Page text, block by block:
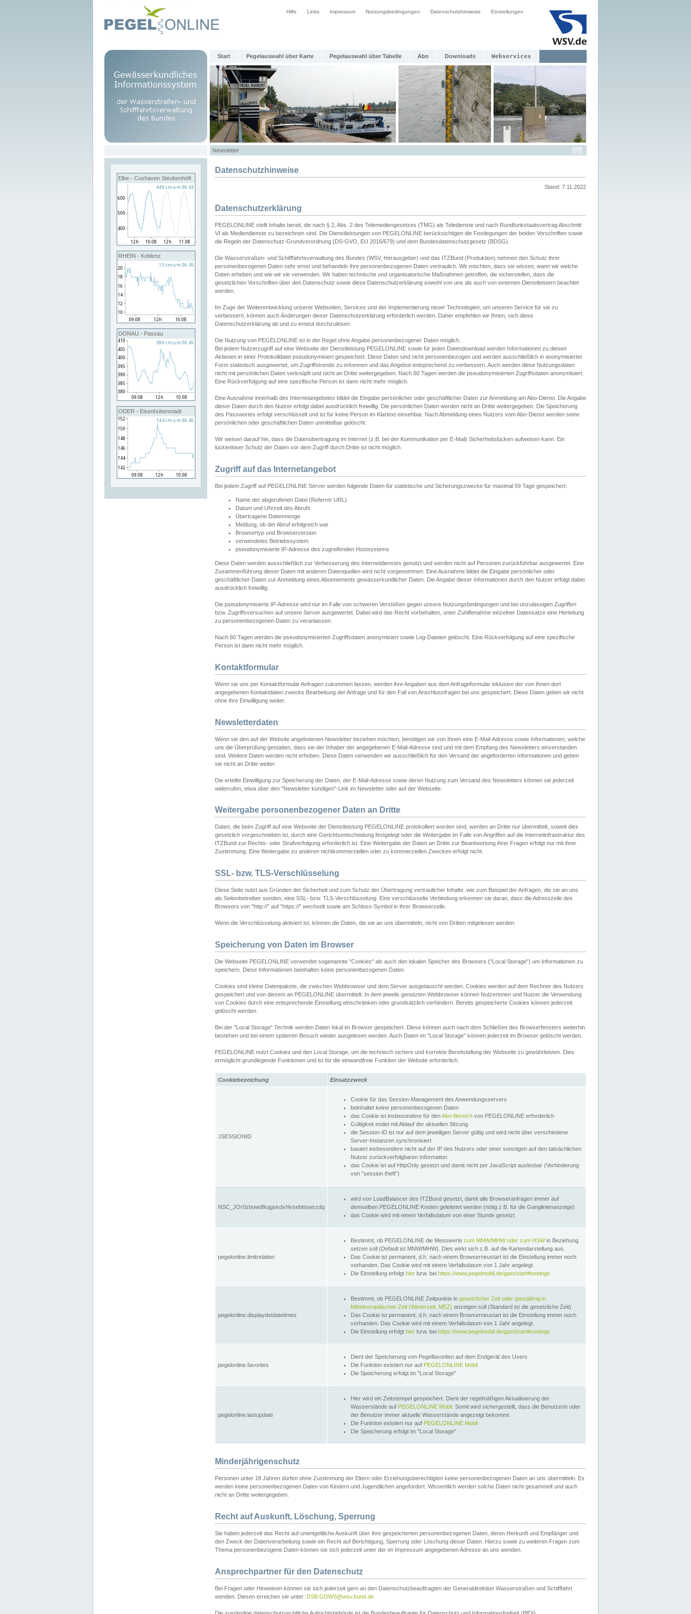
Hilfe Links Impressum Nutzungsbedingungen Datenschutzhinweise Einstellungen
Start Pegelauswahl über Karte Pegelauswahl über Tabelle Abo Downloads Webservices
Newsletter
Elbe - Cuxhaven Steubenhöft
RHEIN - Koblenz
DONAU - Passau
ODER - Eisenhüttenstadt
Datenschutzhinweise
Stand: 7.11.2022
Datenschutzerklärung
PEGELONLINE stellt Inhalte bereit, die nach § 2, Abs. 2 des Telemediengesetzes (TMG) als Teledienste und nach Rundfunkstaatsvertrag Abschnitt
VI als Mediendienste zu bezeichnen sind. Die Dienstleistungen von PEGELONLINE berücksichtigen die Festlegungen der beiden Vorschriften sowie
die Regeln der Datenschutz-Grundverordnung (DS-GVO, EU 2016/679) und dem Bundesdatenschutzgesetz (BDSG).
Die Wasserstraßen- und Schifffahrtsverwaltung des Bundes (WSV, Herausgeber) und das ITZBund (Produktion) nehmen den Schutz ihrer
personenbezogenen Daten sehr ernst und behandeln ihre personenbezogenen Daten vertraulich. Wir möchten, dass sie wissen, wann wir welche
Daten erheben und wie wir sie verwenden. Wir haben technische und organisatorische Maßnahmen getroffen, die sicherstellen, dass die
gesetzlichen Vorschriften über den Datenschutz sowie diese Datenschutzerklärung sowohl von uns als auch von externen Dienstleistern beachtet
werden.
Im Zuge der Weiterentwicklung unserer Webseiten, Services und der Implementierung neuer Technologien, um unseren Service für sie zu
verbessern, können auch Änderungen dieser Datenschutzerklärung erforderlich werden. Daher empfehlen wir Ihnen, sich diese
Datenschutzerklärung ab und zu erneut durchzulesen.
Die Nutzung von PEGELONLINE ist in der Regel ohne Angabe personenbezogener Daten möglich.
Bei jedem Nutzerzugriff auf eine Webseite der Dienstleistung PEGELONLINE sowie für jeden Datendownload werden Informationen zu diesen
Aktionen in einer Protokolldatei pseudonymisiert gespeichert. Diese Daten sind nicht personenbezogen und werden ausschließlich in anonymisierter
Form statistisch ausgewertet, um Zugriffstrends zu erkennen und das Angebot entsprechend zu verbessern. Auch werden diese Nutzungsdaten
nicht mit persönlichen Daten verknüpft und nicht an Dritte weitergegeben. Nach 60 Tagen werden die pseudonymisierten Zugriffsdaten anonymisiert.
Eine Rückverfolgung auf eine spezifische Person ist dann nicht mehr möglich.
Eine Ausnahme innerhalb des Internetangebotes bildet die Eingabe persönlicher oder geschäftlicher Daten zur Anmeldung am Abo-Dienst. Die Angabe
dieser Daten durch den Nutzer erfolgt dabei ausdrücklich freiwillig. Die persönlichen Daten werden nicht an Dritte weitergegeben. Die Speicherung
des Passwortes erfolgt verschlüsselt und ist für keine Person im Klartext einsehbar. Nach Abmeldung eines Nutzers vom Abo-Dienst werden seine
persönlichen oder geschäftlichen Daten unmittelbar gelöscht.
Wir weisen darauf hin, dass die Datenübertragung im Internet (z.B. bei der Kommunikation per E-Mail) Sicherheitslücken aufweisen kann. Ein
lückenloser Schutz der Daten vor dem Zugriff durch Dritte ist nicht möglich.
Zugriff auf das Internetangebot
Bei jedem Zugriff auf PEGELONLINE Server werden folgende Daten für statistische und Sicherungszwecke für maximal 59 Tage gespeichert:
Name der abgerufenen Datei (Referrer URL)
Datum und Uhrzeit des Abrufs
Übertragene Datenmenge
Meldung, ob der Abruf erfolgreich war
Browsertyp und Browserversion
verwendetes Betriebssystem
pseudonymisierte IP-Adresse des zugreifenden Hostsystems
Diese Daten werden ausschließlich zur Verbesserung des Internetdienstes genutzt und werden nicht auf Personen zurückführbar ausgewertet. Eine
Zusammenführung dieser Daten mit anderen Datenquellen wird nicht vorgenommen. Eine Ausnahme bildet die Eingabe persönlicher oder
geschäftlicher Daten zur Anmeldung eines Abonnements gewässerkundlicher Daten. Die Angabe dieser Informationen durch den Nutzer erfolgt dabei
ausdrücklich freiwillig.
Die pseudonymisierte IP-Adresse wird nur im Falle von schweren Verstößen gegen unsere Nutzungsbedingungen und bei unzulässigen Zugriffen
bzw. Zugriffsversuchen auf unsere Server ausgewertet. Dabei wird das Recht vorbehalten, unter Zuhilfenahme einzelner Datensätze eine Herleitung
zu personenbezogenen Daten zu veranlassen.
Nach 60 Tagen werden die pseudonymisierten Zugriffsdaten anonymisiert sowie Log-Dateien gelöscht. Eine Rückverfolgung auf eine spezifische
Person ist dann nicht mehr möglich.
Kontaktformular
Wenn sie uns per Kontaktformular Anfragen zukommen lassen, werden ihre Angaben aus dem Anfrageformular inklusive der von Ihnen dort
angegebenen Kontaktdaten zwecks Bearbeitung der Anfrage und für den Fall von Anschlussfragen bei uns gespeichert. Diese Daten geben wir nicht
ohne ihre Einwilligung weiter.
Newsletterdaten
Wenn sie den auf der Website angebotenen Newsletter beziehen möchten, benötigen wir von Ihnen eine E-Mail-Adresse sowie Informationen, welche
uns die Überprüfung gestatten, dass sie der Inhaber der angegebenen E-Mail-Adresse sind und mit dem Empfang des Newsletters einverstanden
sind. Weitere Daten werden nicht erhoben. Diese Daten verwenden wir ausschließlich für den Versand der angeforderten Informationen und geben
sie nicht an Dritte weiter.
Die erteilte Einwilligung zur Speicherung der Daten, der E-Mail-Adresse sowie deren Nutzung zum Versand des Newsletters können sie jederzeit
widerrufen, etwa über den "Newsletter kündigen"-Link im Newsletter oder auf der Webseite.
Weitergabe personenbezogener Daten an Dritte
Daten, die beim Zugriff auf eine Webseite der Dienstleistung PEGELONLINE protokolliert worden sind, werden an Dritte nur übermittelt, soweit dies
gesetzlich vorgeschrieben ist, durch eine Gerichtsentscheidung festgelegt oder die Weitergabe im Falle von Angriffen auf die Internetinfrastruktur des
ITZBund zur Rechts- oder Strafverfolgung erforderlich ist. Eine Weitergabe der Daten an Dritte zur Beantwortung ihrer Fragen erfolgt nur mit ihrer
Zustimmung. Eine Weitergabe zu anderen nichtkommerziellen oder zu kommerziellen Zwecken erfolgt nicht.
SSL- bzw. TLS-Verschlüsselung
Diese Seite nutzt aus Gründen der Sicherheit und zum Schutz der Übertragung vertraulicher Inhalte, wie zum Beispiel der Anfragen, die sie an uns
als Seitenbetreiber senden, eine SSL- bzw. TLS-Verschlüsselung. Eine verschlüsselte Verbindung erkennen sie daran, dass die Adresszeile des
Browsers von "http://" auf "https://" wechselt sowie am Schloss-Symbol in ihrer Browserzeile.
Wenn die Verschlüsselung aktiviert ist, können die Daten, die sie an uns übermitteln, nicht von Dritten mitgelesen werden.
Speicherung von Daten im Browser
Die Webseite PEGELONLINE verwendet sogenannte "Cookies" als auch den lokalen Speicher des Browsers ("Local Storage") um Informationen zu
speichern. Diese Informationen beinhalten keine personenbezogenen Daten.
Cookies sind kleine Datenpakete, die zwischen Webbrowser und dem Server ausgetauscht werden. Cookies werden auf dem Rechner des Nutzers
gespeichert und von diesem an PEGELONLINE übermittelt. In dem jeweils genutzten Webbrowser können Nutzerinnen und Nutzer die Verwendung
von Cookies durch eine entsprechende Einstellung einschränken oder grundsätzlich verhindern. Bereits gespeicherte Cookies können jederzeit
gelöscht werden.
Bei der "Local Storage" Technik werden Daten lokal im Browser gespeichert. Diese können auch nach dem Schließen des Browserfensters weiterhin
bestehen und bei einem späteren Besuch wieder ausgelesen werden. Auch Daten im "Local Storage" können jederzeit im Browser gelöscht werden.
PEGELONLINE nutzt Cookies und den Local Storage, um die technisch sichere und korrekte Bereitstellung der Webseite zu gewährleisten. Dies
ermöglicht grundlegende Funktionen und ist für die einwandfreie Funktion der Website erforderlich.
Cookiebezeichung Einsatzzweck
JSESSIONID
Cookie für das Session-Management des Anwendungsservers
beinhaltet keine personenbezogenen Daten
das Cookie ist insbesondere für denAbo-Bereich von PEGELONLINE erforderlich
Gültigkeit endet mit Ablauf der aktuellen Sitzung
die Session-ID ist nur auf dem jeweiligen Server gültig und wird nicht über verschiedene
Server-Instanzen synchronisiert
basiert insbesondere nicht auf der IP des Nutzers oder einer sonstigen auf den tatsächlichen
Nutzer zurückverfolgbaren Information
das Cookie ist auf HttpOnly gesetzt und damit nicht per JavaScript auslesbar (Verhinderung
von "session theft")
NSC_JOr0zbowdfkqgskdxhlvsebttswszdq
wird von LoadBalancer des ITZBund gesetzt, damit alle Browseranfragen immer auf
demselben PEGELONLINE Knoten geleitetet werden (nötig z.B. für die Ganglinienanzeige)
das Cookie wird mit einem Verfallsdatum von einer Stunde gesetzt
pegelonline.limitrelation
Bestimmt, ob PEGELONLINE die Messwerte zum MNW/MHW oder zum HSWin Beziehung
setzen soll (Default ist MNW/MHW). Dies wirkt sich z.B. auf die Kartendarstellung aus.
Das Cookie ist permanent, d.h. nach einem Browserneustart ist die Einstellung immer noch
vorhanden. Das Cookie wird mit einem Verfallsdatum von 1 Jahr angelegt.
Die Einstellung erfolgt hier bzw. bei https://www.pegelmobil.de/gast/start#settings
pegelonline.displaydstdatetimes
Bestimmt, ob PEGELONLINE Zeitpunkte in gesetzlicher Zeit oder ganzjährig in
Mitteleuropäischer Zeit (Winterzeit, MEZ) anzeigen soll (Standard ist die gesetzliche Zeit).
Das Cookie ist permanent, d.h. nach einem Browserneustart ist die Einstellung immer noch
vorhanden. Das Cookie wird mit einem Verfallsdatum von 1 Jahr angelegt.
Die Einstellung erfolgt hier bzw. bei https://www.pegelmobil.de/gast/start#settings
pegelonline.favorites
Dient der Speicherung von Pegelfavoriten auf dem Endgerät des Users
Die Funktion existiert nur auf PEGELONLINE Mobil
Die Speicherung erfolgt im "Local Storage"
pegelonline.lastupdate
Hier wird ein Zeitstempel gespeichert. Dient der regelmäßigen Aktualisierung der
Wasserstände auf PEGELONLINE Mobil . Somit wird sichergestellt, dass die Benutzerin oder
der Benutzer immer aktuelle Wasserstände angezeigt bekommt.
Die Funktion existiert nur auf PEGELONLINE Mobil
Die Speicherung erfolgt im "Local Storage"
Minderjährigenschutz
Personen unter 18 Jahren dürfen ohne Zustimmung der Eltern oder Erziehungsberechtigten keine personenbezogenen Daten an uns übermitteln. Es
werden keine personenbezogenen Daten von Kindern und Jugendlichen angefordert. Wissentlich werden solche Daten nicht gesammelt und auch
nicht an Dritte weitergegeben.
Recht auf Auskunft, Löschung, Sperrung
Sie haben jederzeit das Recht auf unentgeltliche Auskunft über ihre gespeicherten personenbezogenen Daten, deren Herkunft und Empfänger und
den Zweck der Datenverarbeitung sowie ein Recht auf Berichtigung, Sperrung oder Löschung dieser Daten. Hierzu sowie zu weiteren Fragen zum
Thema personenbezogene Daten können sie sich jederzeit unter der im Impressum angegebenen Adresse an uns wenden.
Ansprechpartner für den Datenschutz
Bei Fragen oder Hinweisen können sie sich jederzeit gern an den Datenschutzbeauftragten der Generaldirektion Wasserstraßen und Schifffahrt
wenden. Diesen erreichen sie unter: DSB.GDWS@wsv.bund.de